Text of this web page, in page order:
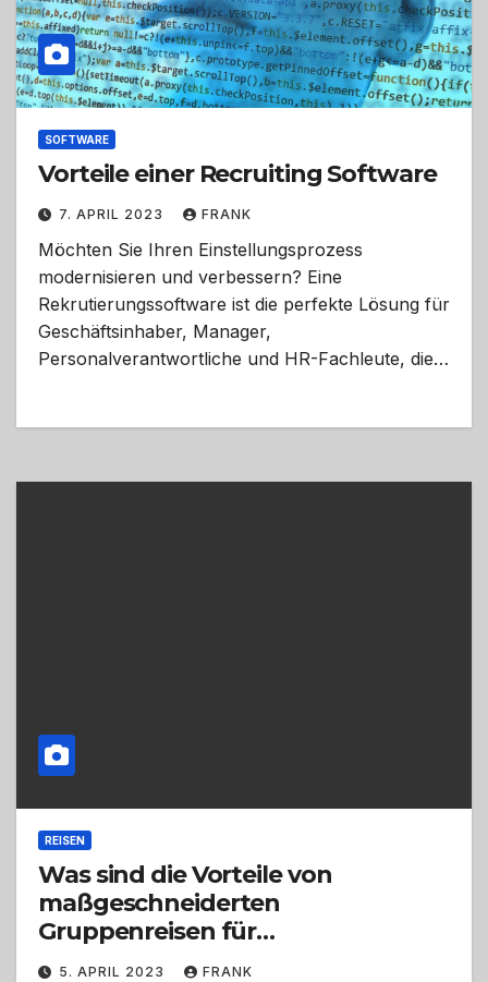
SOFTWARE
Vorteile einer Recruiting Software
7. APRIL 2023 FRANK
Möchten Sie Ihren Einstellungsprozess
modernisieren und verbessern? Eine
Rekrutierungssoftware ist die perfekte Lösung für
Geschäftsinhaber, Manager,
Personalverantwortliche und HR-Fachleute, die…
REISEN
Was sind die Vorteile von
maßgeschneiderten
Gruppenreisen für
kulturbegeisterte Reisende?
5. APRIL 2023 FRANK